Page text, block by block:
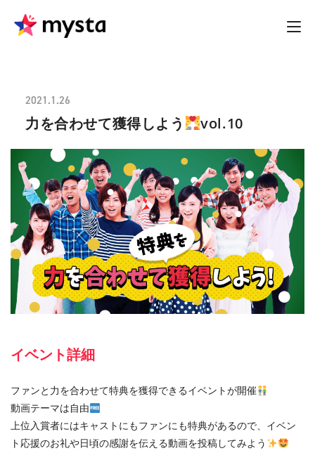
2021.1.26
力を合わせて獲得しよう vol.10
イベント詳細
ファンと力を合わせて特典を獲得できるイベントが開催
動画テーマは自由
上位入賞者にはキャストにもファンにも特典があるので、イベン
ト応援のお礼や日頃の感謝を伝える動画を投稿してみよう